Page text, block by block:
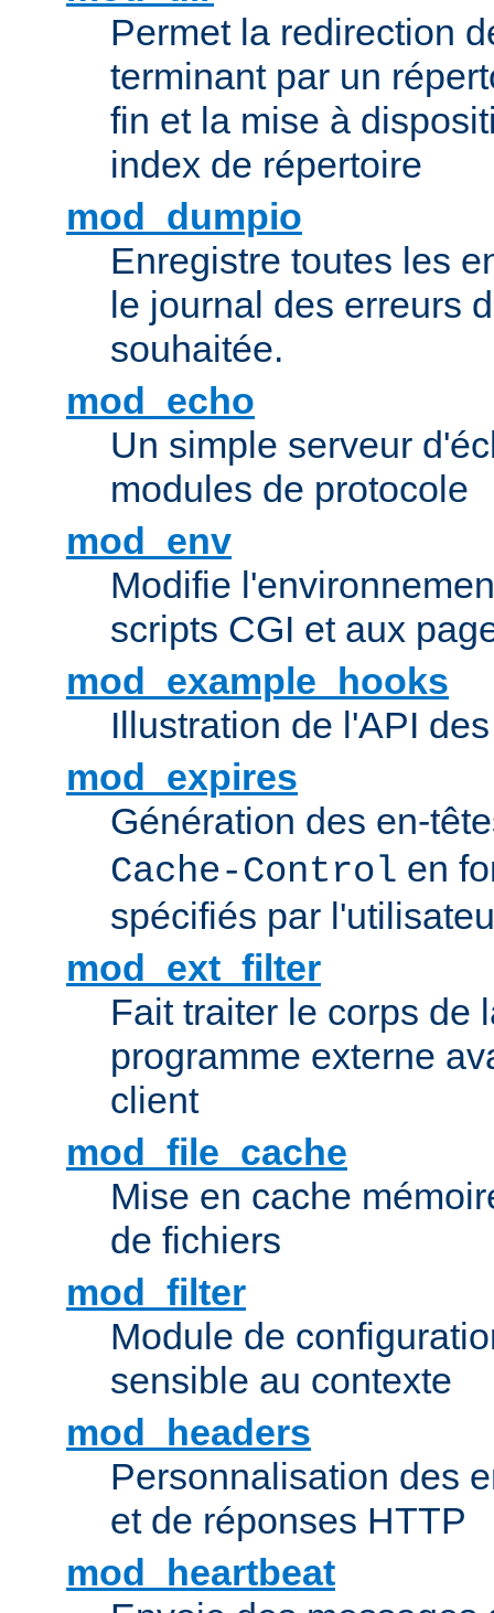
Permet la redirection
terminant par un
fin et la mise à
index de répertoire
mod_dumpio
Enregistre toutes les
le journal des erreurs
souhaitée.
mod_echo
Un simple serveur
modules de protocole
mod_env
Modifie
scripts CGI et aux
mod_example_hooks
Illustration de l'API
mod_expires
Génération des en-
Cache-Control en
spécifiés par
mod_ext_filter
Fait traiter le corps de
programme externe
client
mod_file_cache
Mise en cache
de fichiers
mod_filter
Module de
sensible au contexte
mod_headers
Personnalisation des
et de réponses HTTP
mod_heartbeat